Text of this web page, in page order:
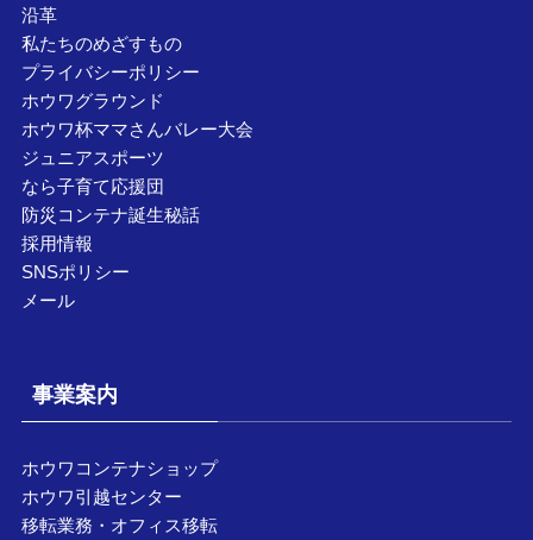
沿革
私たちのめざすもの
プライバシーポリシー
ホウワグラウンド
ホウワ杯ママさんバレー大会
ジュニアスポーツ
なら子育て応援団
防災コンテナ誕生秘話
採用情報
SNSポリシー
メール
事業案内
ホウワコンテナショップ
ホウワ引越センター
移転業務・オフィス移転